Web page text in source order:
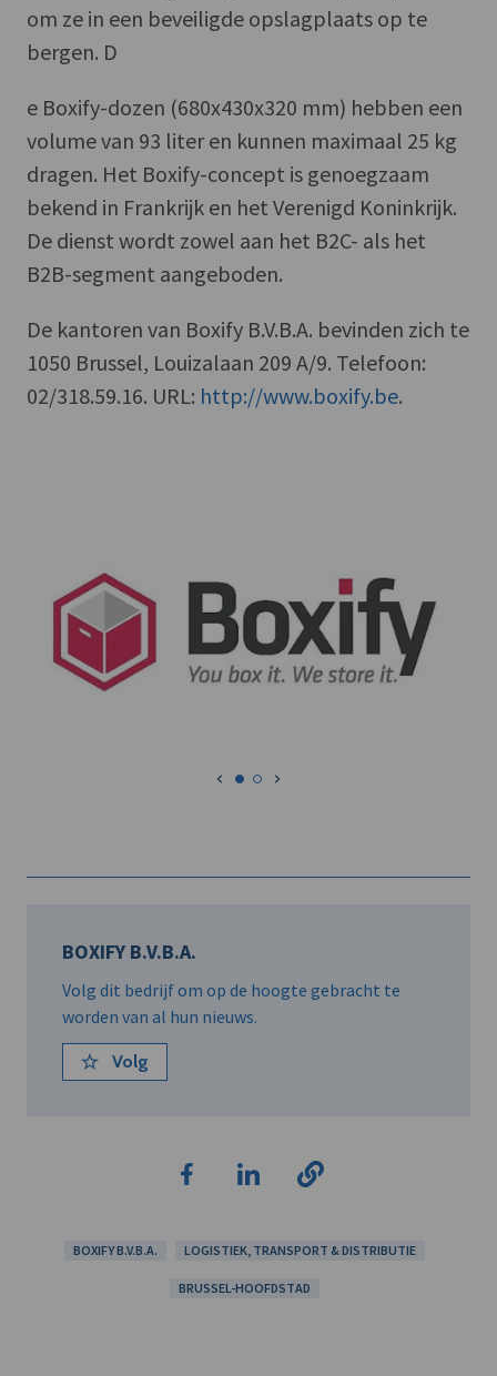
om ze in een beveiligde opslagplaats op te
bergen. D
e Boxify-dozen (680x430x320 mm) hebben een
volume van 93 liter en kunnen maximaal 25 kg
dragen. Het Boxify-concept is genoegzaam
bekend in Frankrijk en het Verenigd Koninkrijk.
De dienst wordt zowel aan het B2C- als het
B2B-segment aangeboden.
De kantoren van Boxify B.V.B.A. bevinden zich te
1050 Brussel, Louizalaan 209 A/9. Telefoon:
02/318.59.16. URL: http://www.boxify.be.
BOXIFY B.V.B.A.
Volg dit bedrijf om op de hoogte gebracht te
worden van al hun nieuws.
Volg
BOXIFY B.V.B.A. LOGISTIEK, TRANSPORT & DISTRIBUTIE
BRUSSEL-HOOFDSTAD